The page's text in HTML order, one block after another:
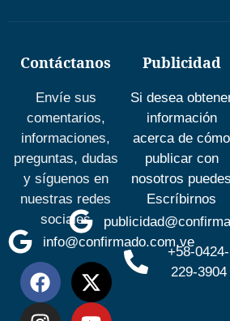
Contáctanos
Envíe sus
comentarios,
informaciones,
preguntas, dudas
y síguenos en
nuestras redes
sociales
info@confirmado.com.ve
Publicidad
Si desea
información
acerca de cómo
publicar con
nosotros puedes
Escríbirnos
+58-0424-
229-3904